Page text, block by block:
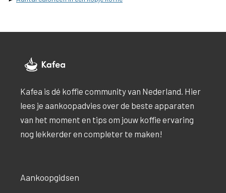
Kafea is dé koffie community van Nederland. Hier
lees je aankoopadvies over de beste apparaten
van het moment en tips om jouw koffie ervaring
nog lekkerder en completer te maken!
Aankoopgidsen